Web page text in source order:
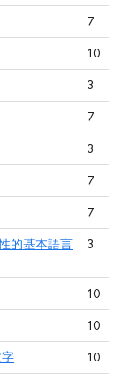
7
10
3
7
3
7
7
的基本語言
3
10
10
10